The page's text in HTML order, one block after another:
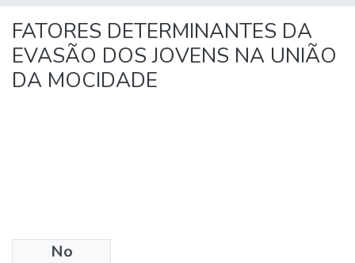
FATORES DETERMINANTES DA
EVASÃO DOS JOVENS NA UNIÃO
DA MOCIDADE
No